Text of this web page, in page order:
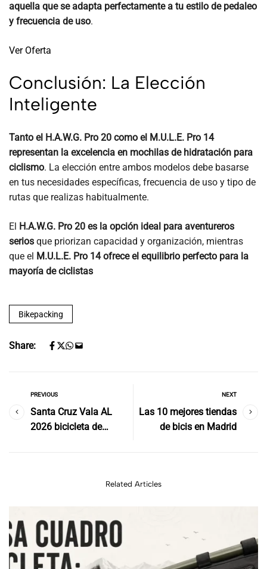
aquella que se adapta perfectamente a tu estilo de pedaleo
y frecuencia de uso.
Ver Oferta
Conclusión: La Elección
Inteligente
Tanto el H.A.W.G. Pro 20 como el M.U.L.E. Pro 14
representan la excelencia en mochilas de hidratación para
ciclismo. La elección entre ambos modelos debe basarse
en tus necesidades específicas, frecuencia de uso y tipo de
rutas que realizas habitualmente.
El H.A.W.G. Pro 20 es la opción ideal para aventureros
serios que priorizan capacidad y organización, mientras
que el M.U.L.E. Pro 14 ofrece el equilibrio perfecto para la
mayoría de ciclistas
Bikepacking
Share:
PREVIOUS
Santa Cruz Vala AL
2026 bicicleta de
NEXT
Las 10 mejores tiendas
de bicis en Madrid
Related Articles